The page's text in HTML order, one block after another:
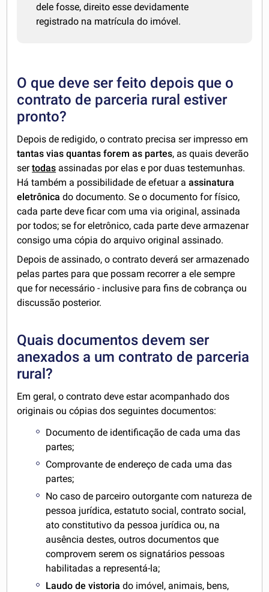
dele fosse, direito esse devidamente
registrado na matrícula do imóvel.
O que deve ser feito depois que o
contrato de parceria rural estiver
pronto?
Depois de redigido, o contrato precisa ser impresso em
tantas vias quantas forem as partes, as quais deverão
sertodas assinadas por elas e por duas testemunhas.
Há também a possibilidade de efetuar aassinatura
eletrônica do documento. Se o documento for físico,
cada parte deve ficar com uma via original, assinada
por todos; se for eletrônico, cada parte deve armazenar
consigo uma cópia do arquivo original assinado.
Depois de assinado, o contrato deverá ser armazenado
pelas partes para que possam recorrer a ele sempre
que for necessário - inclusive para fins de cobrança ou
discussão posterior.
Quais documentos devem ser
anexados a um contrato de parceria
rural?
Em geral, o contrato deve estar acompanhado dos
originais ou cópias dos seguintes documentos:
Documento de identificação de cada uma das
partes;
Comprovante de endereço de cada uma das
partes;
No caso de parceiro outorgante com natureza de
pessoa jurídica, estatuto social, contrato social,
ato constitutivo da pessoa jurídica ou, na
ausência destes, outros documentos que
comprovem serem os signatários pessoas
habilitadas a representá-la;
Laudo de vistoria do imóvel, animais, bens,